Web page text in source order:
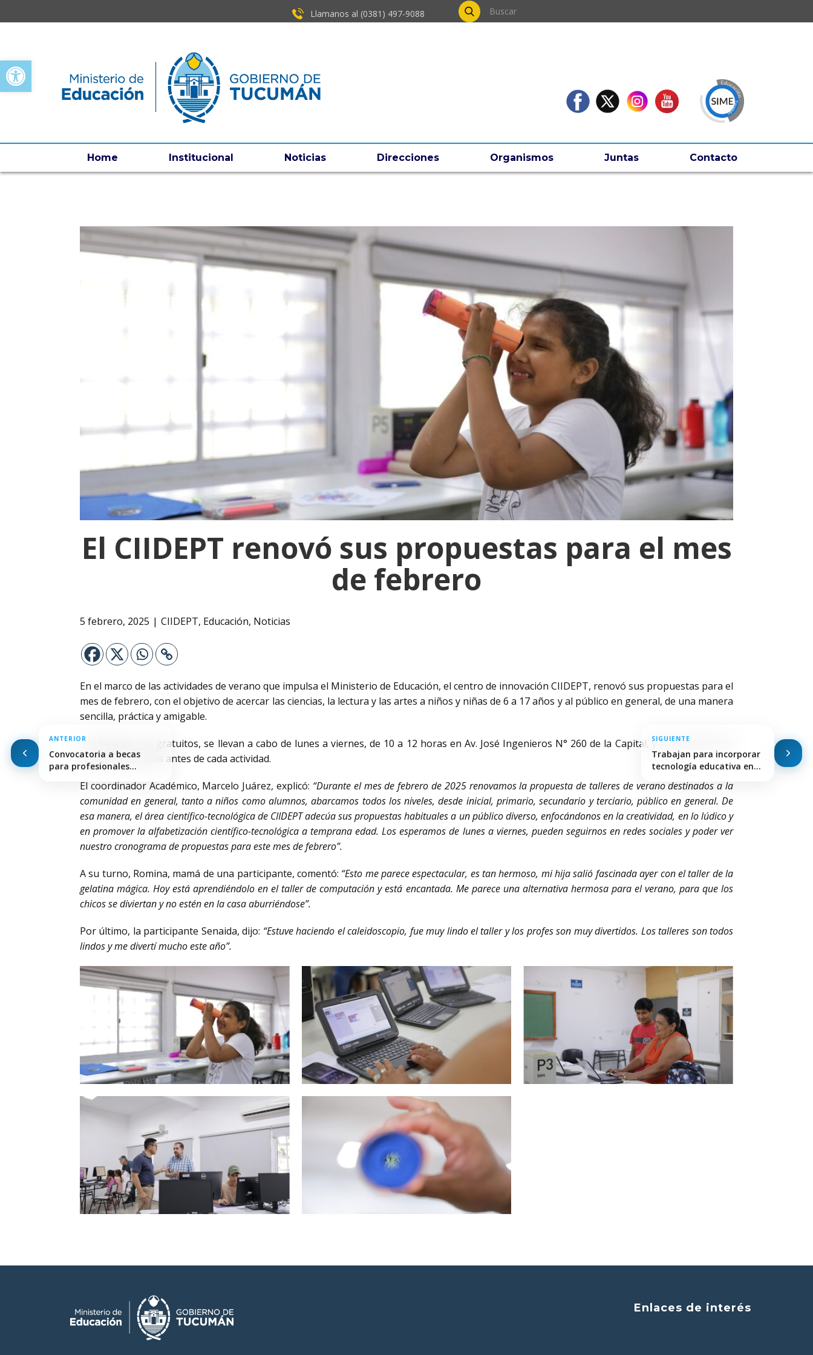
Open toolbar
Llamanos al (0381) ​497-9088
Home Institucional Noticias Direcciones Organismos Juntas Contacto
El CIIDEPT renovó sus propuestas para el mes
de febrero
5 febrero, 2025 CIIDEPT, Educación, Noticias
En el marco de las actividades de verano que impulsa el Ministerio de Educación, el centro de innovación CIIDEPT, renovó sus propuestas para el
mes de febrero, con el objetivo de acercar las ciencias, la lectura y las artes a niños y niñas de 6 a 17 años y al público en general, de una manera
sencilla, práctica y amigable.
Los talleres son gratuitos, se llevan a cabo de lunes a viernes, de 10 a 12 horas en Av. José Ingenieros N° 260 de la Capital, y la inscripción se
realiza 30 minutos antes de cada actividad.
El coordinador Académico, Marcelo Juárez, explicó: “Durante el mes de febrero de 2025 renovamos la propuesta de talleres de verano destinados a la
comunidad en general, tanto a niños como alumnos, abarcamos todos los niveles, desde inicial, primario, secundario y terciario, público en general. De
esa manera, el área científico-tecnológica de CIIDEPT adecúa sus propuestas habituales a un público diverso, enfocándonos en la creatividad, en lo lúdico y
en promover la alfabetización científico-tecnológica a temprana edad. Los esperamos de lunes a viernes, pueden seguirnos en redes sociales y poder ver
nuestro cronograma de propuestas para este mes de febrero”.
A su turno, Romina, mamá de una participante, comentó: “Esto me parece espectacular, es tan hermoso, mi hija salió fascinada ayer con el taller de la
gelatina mágica. Hoy está aprendiéndolo en el taller de computación y está encantada. Me parece una alternativa hermosa para el verano, para que los
chicos se diviertan y no estén en la casa aburriéndose”.
Por último, la participante Senaida, dijo: “Estuve haciendo el caleidoscopio, fue muy lindo el taller y los profes son muy divertidos. Los talleres son todos
lindos y me divertí mucho este año”.
Enlaces de interés
ANTERIOR
Convocatoria a becas
para profesionales
SIGUIENTE
Trabajan para incorporar
tecnología educativa en